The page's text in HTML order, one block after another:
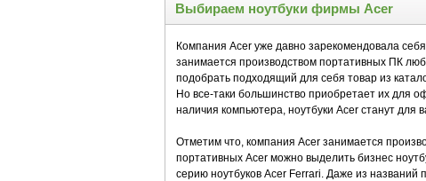
Выбираем ноутбуки фирмы Acer
Компания Acer уже давно зарекомендовала
занимается производством портативных ПК
подобрать подходящий для себя товар из
Но все-таки большинство приобретает их для
наличия компьютера, ноутбуки Acer станут
Отметим что, компания Acer занимается
портативных Acer можно выделить бизнес
серию ноутбуков Acer Ferrari. Даже из названий